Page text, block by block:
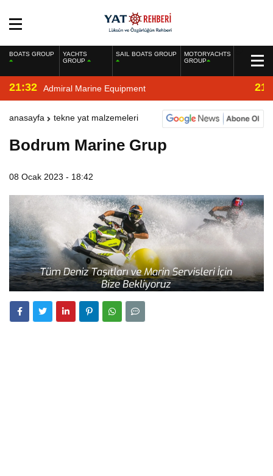
BOATS GROUP
YACHTS
GROUP
SAIL BOATS GROUP
MOTORYACHTS
GROUP
21:32 Admiral Marine Equipment
anasayfa tekne yat malzemeleri
Bodrum Marine Grup
08 Ocak 2023 - 18:42